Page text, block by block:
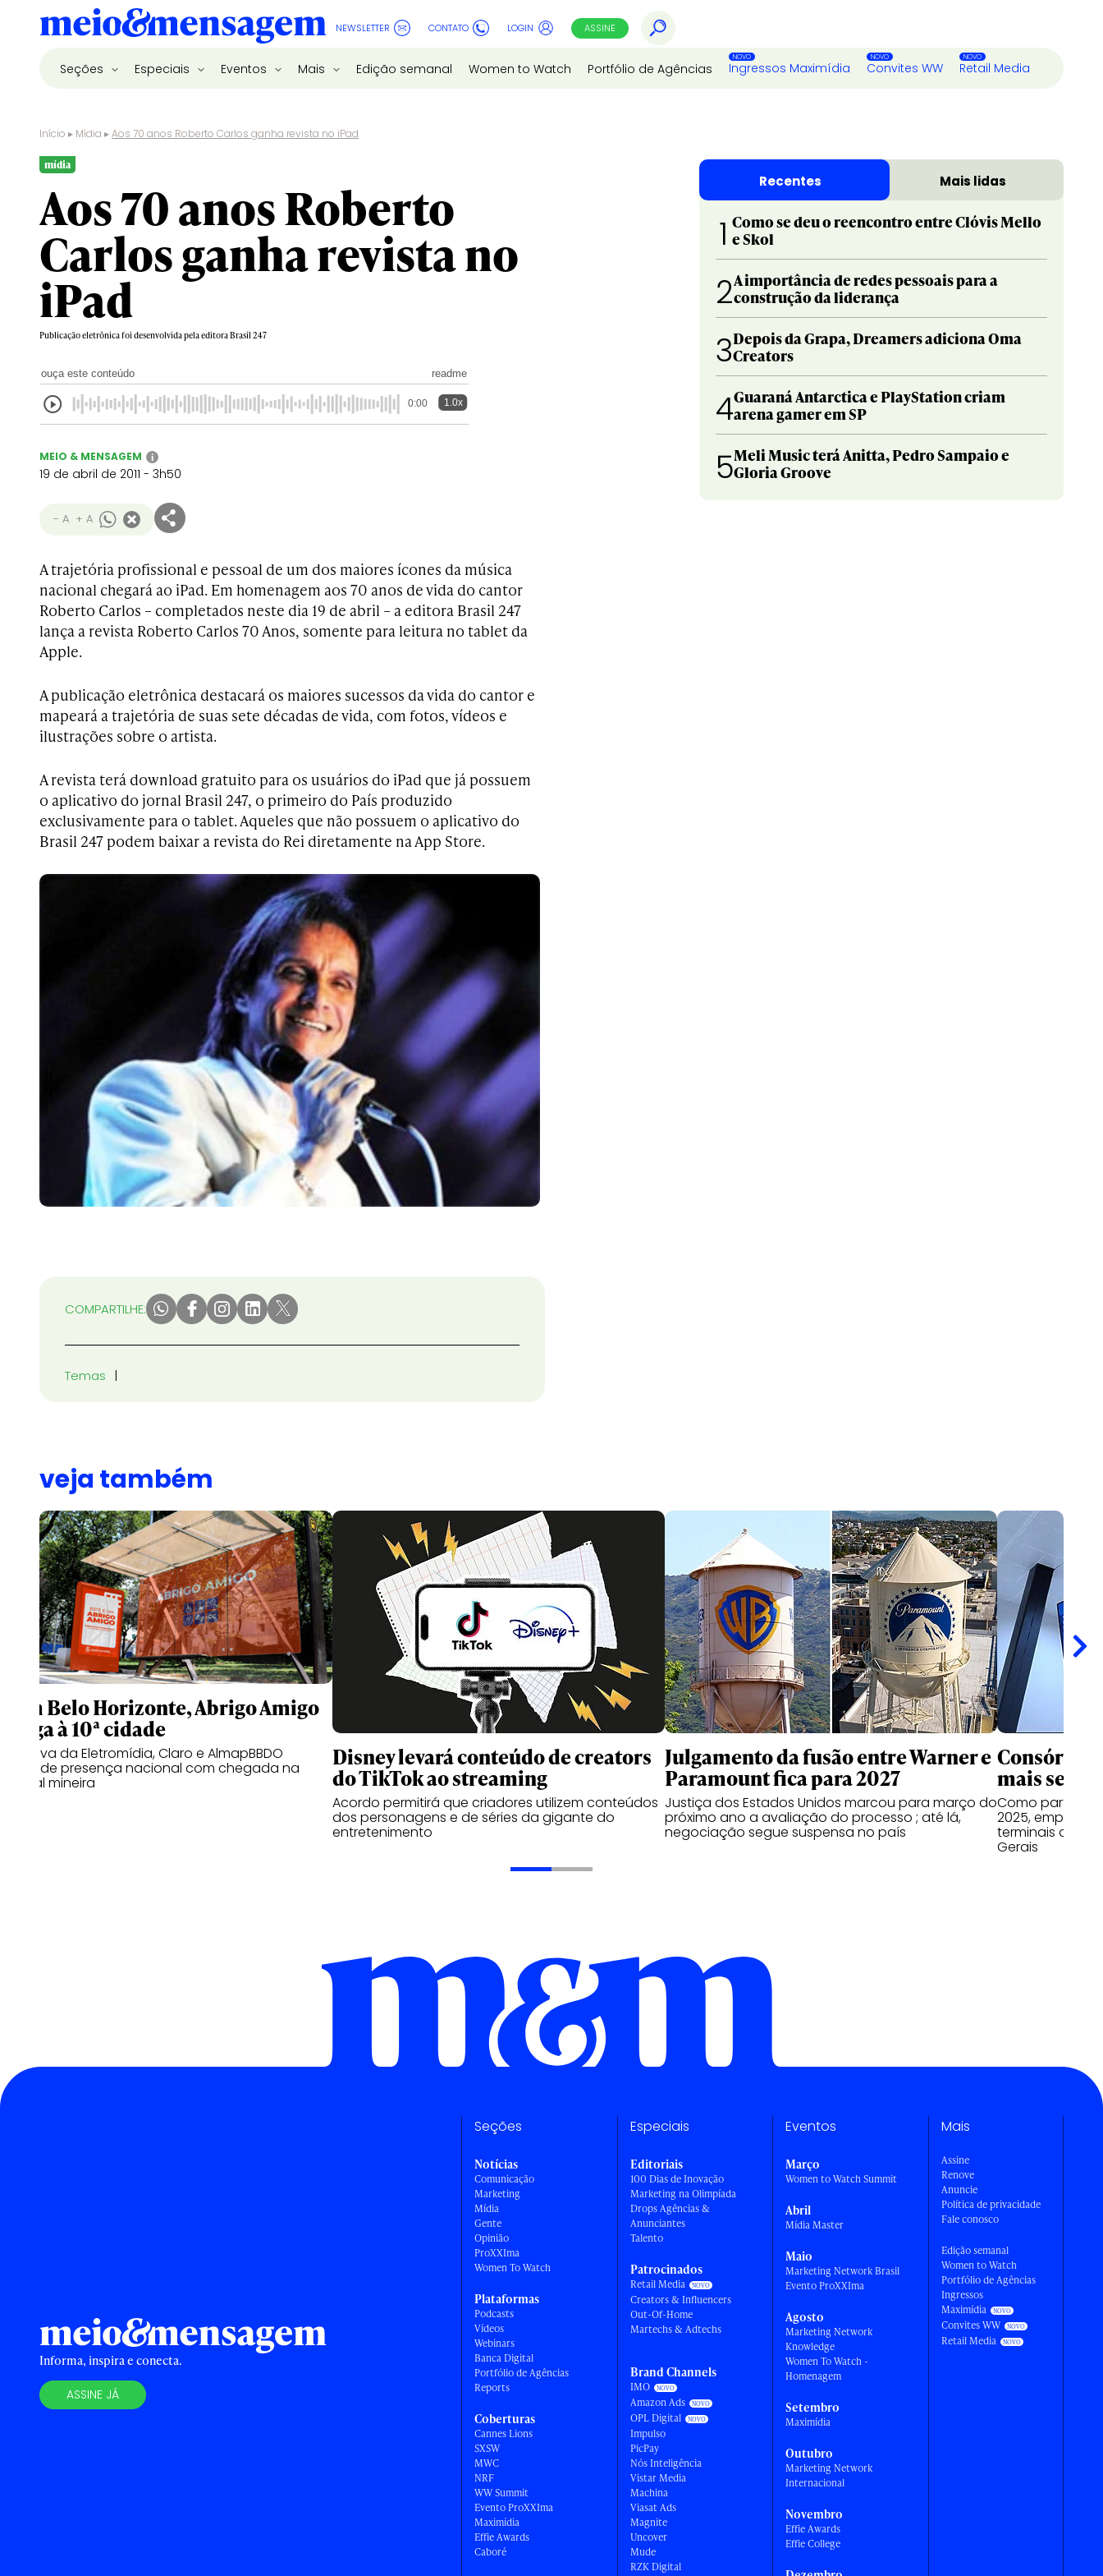
NEWSLETTER CONTATO LOGIN ASSINE
Seções Especiais Eventos Mais Edição semanal Women to Watch Portfólio de Agências Ingressos Maximídia Convites WW Retail Media
Início ▸ Mídia ▸Aos 70 anos Roberto Carlos ganha revista no iPad
mídia
Aos 70 anos Roberto
Carlos ganha revista no
iPad
Publicação eletrônica foi desenvolvida pela editora Brasil 247
ouça este conteúdo readme
0:00 1.0x
MEIO & MENSAGEM i
19 de abril de 2011 - 3h50
- A + A
A trajetória profissional e pessoal de um dos maiores ícones da música
nacional chegará ao iPad. Em homenagem aos 70 anos de vida do cantor
Roberto Carlos – completados neste dia 19 de abril – a editora Brasil 247
lança a revista Roberto Carlos 70 Anos, somente para leitura no tablet da
Apple.
A publicação eletrônica destacará os maiores sucessos da vida do cantor e
mapeará a trajetória de suas sete décadas de vida, com fotos, vídeos e
ilustrações sobre o artista.
A revista terá download gratuito para os usuários do iPad que já possuem
o aplicativo do jornal Brasil 247, o primeiro do País produzido
exclusivamente para o tablet. Aqueles que não possuem o aplicativo do
Brasil 247 podem baixar a revista do Rei diretamente na App Store.
COMPARTILHE:
Temas
Recentes Mais lidas
1 Como se deu o reencontro entre Clóvis Mello
e Skol
2A importância de redes pessoais para a
construção da liderança
3Depois da Grapa, Dreamers adiciona Oma
Creators
4Guaraná Antarctica e PlayStation criam
arena gamer em SP
5Meli Music terá Anitta, Pedro Sampaio e
Gloria Groove
veja também
Com Belo Horizonte, Abrigo Amigo
chega à 10ª cidade
Iniciativa da Eletromídia, Claro e AlmapBBDO
expande presença nacional com chegada na
capital mineira
Disney levará conteúdo de creators
do TikTok ao streaming
Acordo permitirá que criadores utilizem conteúdos
dos personagens e de séries da gigante do
entretenimento
Julgamento da fusão entre Warner e
Paramount fica para 2027
Justiça dos Estados Unidos marcou para março do
próximo ano a avaliação do processo ; até lá,
negociação segue suspensa no país
Consórcio
mais seis
Como parte do
2025,
terminais do
Gerais
Informa, inspira e conecta.
ASSINE JÁ
Seções
Notícias
Comunicação
Marketing
Mídia
Gente
Opinião
ProXXIma
Women To Watch
Plataformas
Podcasts
Vídeos
Webinars
Banca Digital
Portfólio de Agências
Reports
Coberturas
Cannes Lions
SXSW
MWC
NRF
WW Summit
Evento ProXXIma
Maximídia
Effie Awards
Caboré
Especiais
Editoriais
100 Dias de Inovação
Marketing na Olimpíada
Drops Agências &
Anunciantes
Talento
Patrocinados
Retail Media
Creators & Influencers
Out-Of-Home
Martechs & Adtechs
Brand Channels
IMO
Amazon Ads
OPL Digital
Impulso
PicPay
Nós Inteligência
Vistar Media
Machina
Viasat Ads
Magnite
Uncover
Mude
RZK Digital
Eventos
Março
Women to Watch Summit
Abril
Mídia Master
Maio
Marketing Network Brasil
Evento ProXXIma
Agosto
Marketing Network
Knowledge
Women To Watch -
Homenagem
Setembro
Maximídia
Outubro
Marketing Network
Internacional
Novembro
Effie Awards
Effie College
Mais
Assine
Renove
Anuncie
Política de privacidade
Fale conosco
Edição semanal
Women to Watch
Portfólio de Agências
Ingressos
Maximídia
Convites WW
Retail Media